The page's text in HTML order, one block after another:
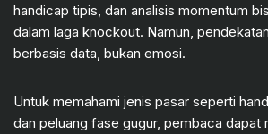
handicap tipis, dan analisis momentum
dalam laga knockout. Namun,
berbasis data, bukan emosi.
Untuk memahami jenis pasar seperti
dan peluang fase gugur, pembaca dapat